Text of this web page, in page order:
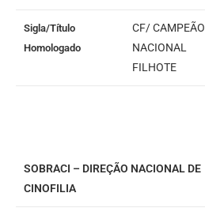
Sigla/Título
Homologado
CF/ CAMPEÃO
NACIONAL
FILHOTE
SOBRACI – DIREÇÃO NACIONAL DE
CINOFILIA